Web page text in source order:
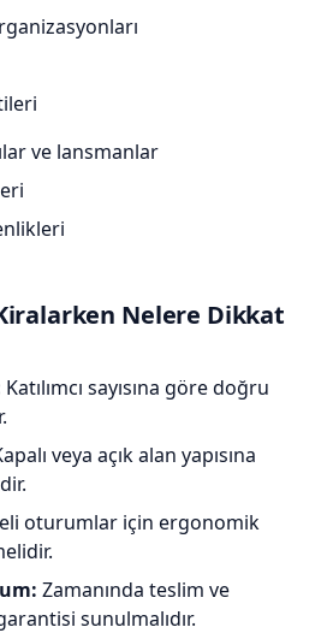
ve lansmanlar
Nelere Dikkat
Katılımcı sayısına göre doğru
veya açık alan yapısına
oturumlar için ergonomik
Zamanında teslim ve
sunulmalıdır.